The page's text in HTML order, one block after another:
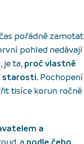
pořádně zamotat
pohled nedávají
je ta,proč vlastně
starosti. Pochopení
tisíce korun ročně
a